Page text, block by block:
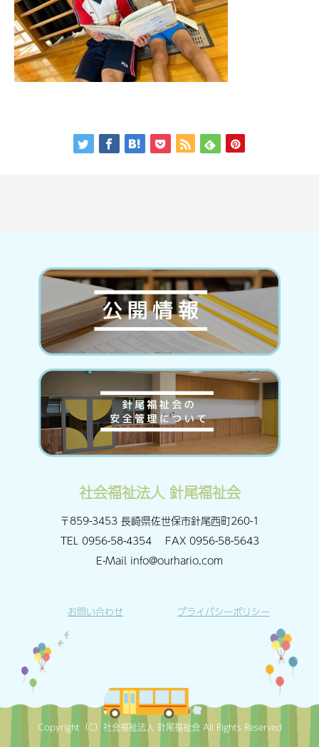
社会福祉法人 針尾福祉会
〒859-3453 長崎県佐世保市針尾西町260-1
TEL 0956-58-4354FAX 0956-58-5643
E-Mail info@ourhario.com
お問い合わせ プライバシーポリシー
Copyright（C）社会福祉法人 針尾福祉会 All Rights Reserved